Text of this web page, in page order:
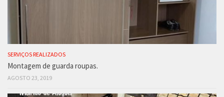
SERVIÇOS REALIZADOS
Montagem de guarda roupas.
AGOSTO 23, 2019